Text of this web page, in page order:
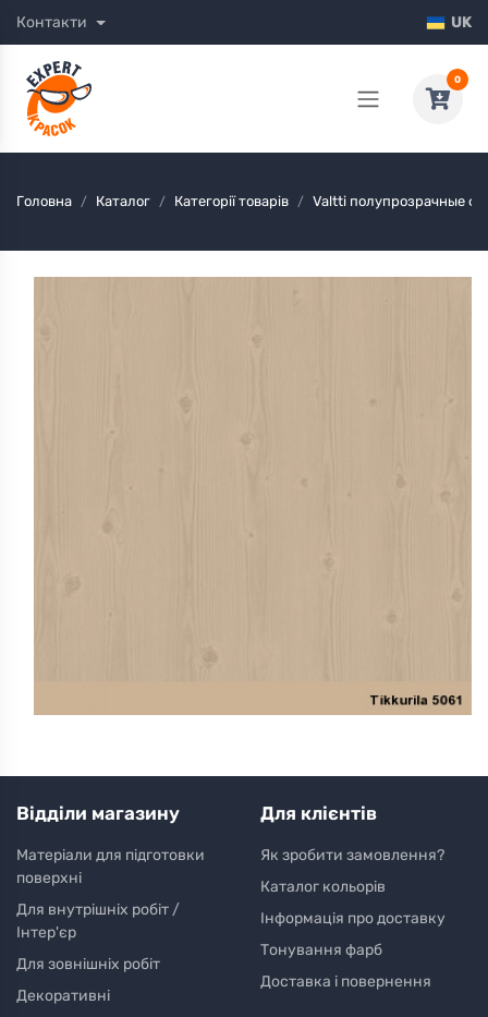
Контакти UK
0
Головна Каталог Категорії товарів Valtti полупрозрачные
Відділи магазину
Матеріали для підготовки
поверхні
Для внутрішніх робіт /
Інтер'єр
Для зовнішніх робіт
Декоративні
Для клієнтів
Як зробити замовлення?
Каталог кольорів
Інформація про доставку
Тонування фарб
Доставка і повернення